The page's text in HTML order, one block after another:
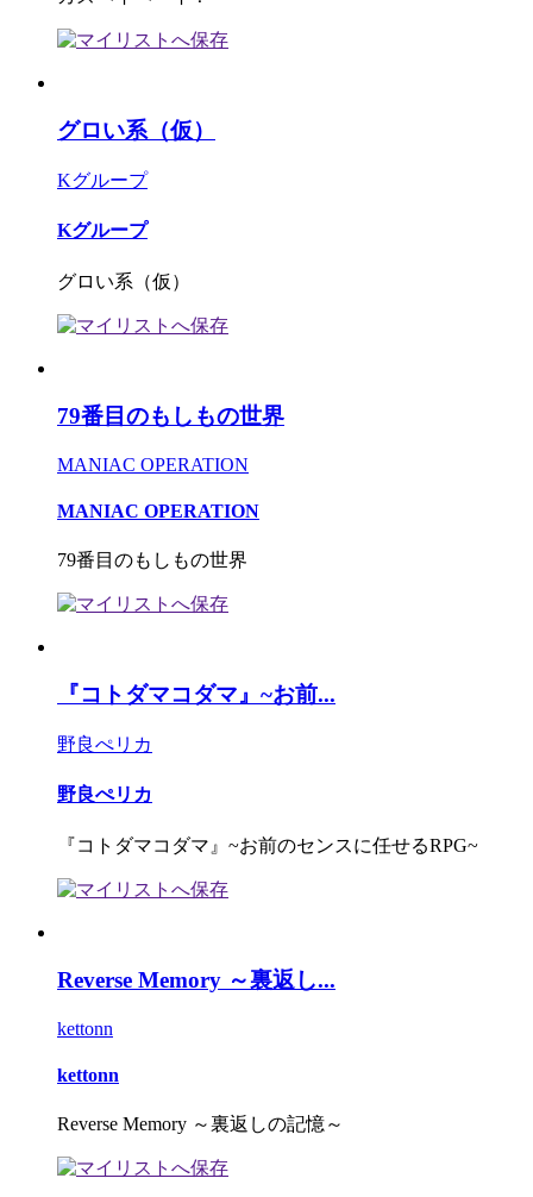
グロい系（仮）
Kグループ
Kグループ
グロい系（仮）
79番目のもしもの世界
MANIAC OPERATION
MANIAC OPERATION
79番目のもしもの世界
『コトダマコダマ』~お前...
野良ぺリカ
野良ぺリカ
『コトダマコダマ』~お前のセンスに任せるRPG~
Reverse Memory ～裏返し...
kettonn
kettonn
Reverse Memory ～裏返しの記憶～